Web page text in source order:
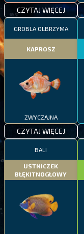
CZYTAJ WIĘCEJ
GROBLA OLBRZYMA
KAPROSZ
ZWYCZAJNA
CZYTAJ WIĘCEJ
BALI
USTNICZEK
BŁĘKITNOGŁOWY